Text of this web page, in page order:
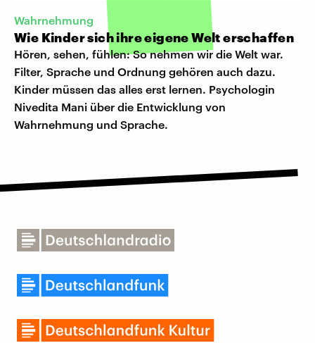
Wahrnehmung
Wie Kinder sich ihre eigene Welt erschaffen
Hören, sehen, fühlen: So nehmen wir die Welt war.
Filter, Sprache und Ordnung gehören auch dazu.
Kinder müssen das alles erst lernen. Psychologin
Nivedita Mani über die Entwicklung von
Wahrnehmung und Sprache.